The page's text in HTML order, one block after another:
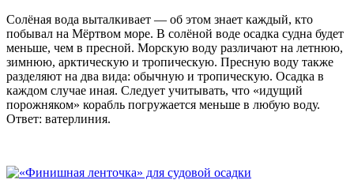
Солёная вода выталкивает — об этом знает каждый, кто
побывал на Мёртвом море. В солёной воде осадка судна будет
меньше, чем в пресной. Морскую воду различают на летнюю,
зимнюю, арктическую и тропическую. Пресную воду также
разделяют на два вида: обычную и тропическую. Осадка в
каждом случае иная. Следует учитывать, что «идущий
порожняком» корабль погружается меньше в любую воду.
Ответ: ватерлиния.